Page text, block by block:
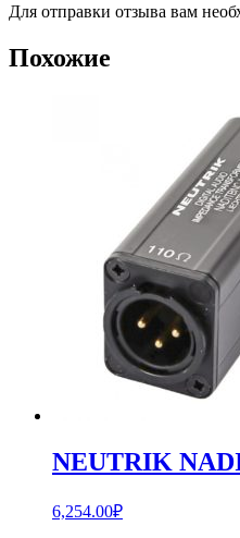
Для отправки отзыва вам
Похожие
NEUTRIK
6,254.00₽